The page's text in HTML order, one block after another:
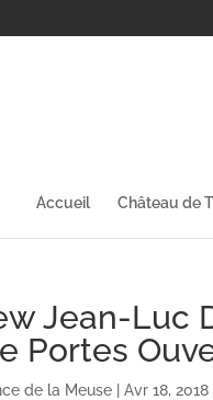
Accueil Château de
Jean-Luc
Portes
de la Meuse |Avr 18, 2018